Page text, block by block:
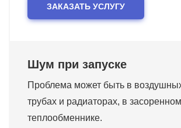
ЗАКАЗАТЬ УСЛУГУ
Шум при запуске
Проблема может быть в
трубах и радиаторах, в засоренном
теплообменнике.